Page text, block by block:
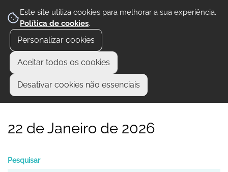
Este site utiliza cookies para melhorar a sua experiência.
Política de cookies.
Personalizar cookies
Aceitar todos os cookies
Desativar cookies não essenciais
22 de Janeiro de 2026
Pesquisar